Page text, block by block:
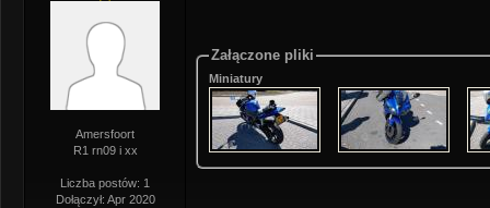
Amersfoort
R1 rn09 i xx
Liczba postów: 1
Dołączył: Apr 2020
Załączone pliki
Miniatury